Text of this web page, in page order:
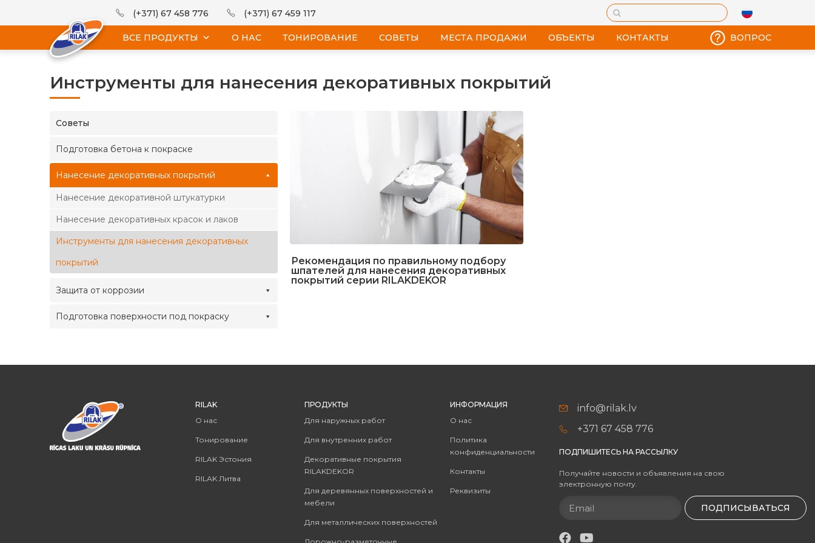
(+371) 67 458 776 (+371) 67 459 117
ВСЕ ПРОДУКТЫ О НАС ТОНИРОВАНИЕ CОВЕТЫ МЕСТА ПРОДАЖИ ОБЪЕКТЫ КОНТАКТЫ ВОПРОС
Инструменты для нанесения декоративных покрытий
Cоветы
Подготовка бетона к покраске
Нанесение декоративных покрытий
Нанесение декоративной штукатурки
Нанесение декоративных красок и лаков
Инструменты для нанесения декоративных
покрытий
Защита от коррозии
Подготовка поверхности под покраску
Рекомендация по правильному подбору
шпателей для нанесения декоративных
покрытий серии RILAKDEKOR
RILAK
О нас
Тонирование
RILAK Эстония
RILAK Литва
ПРОДУКТЫ
Для наружных работ
Для внутренних работ
Декоративные покрытия
RILAKDEKOR
Для деревянных поверхностей и
мебели
Для металлических поверхностей
ИНФОРМАЦИЯ
О нас
Политика
конфиденциальности
Контакты
Реквизиты
info@rilak.lv
+371 67 458 776
ПОДПИШИТЕСЬ НА РАССЫЛКУ
Получайте новости и объявления на свою
электронную почту.
ПОДПИСЫВАТЬСЯ